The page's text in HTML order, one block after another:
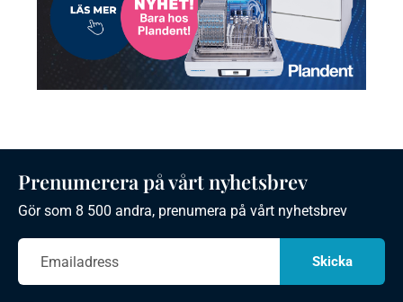
Prenumerera på vårt nyhetsbrev
Gör som 8 500 andra, prenumera på vårt nyhetsbrev